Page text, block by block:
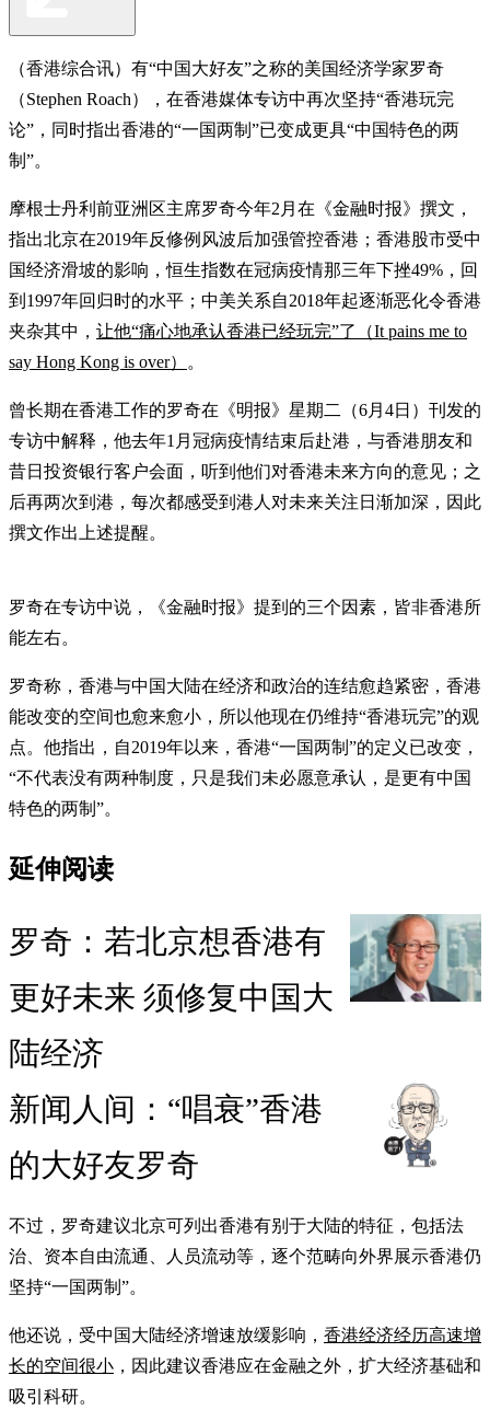
（香港综合讯）有“中国大好友”之称的美国经济学家罗奇
（Stephen Roach），在香港媒体专访中再次坚持“香港玩完
论”，同时指出香港的“一国两制”已变成更具“中国特色的两
制”。
摩根士丹利前亚洲区主席罗奇今年2月在《金融时报》撰文，
指出北京在2019年反修例风波后加强管控香港；香港股市受中
国经济滑坡的影响，恒生指数在冠病疫情那三年下挫49%，回
到1997年回归时的水平；中美关系自2018年起逐渐恶化令香港
夹杂其中， 让他“痛心地承认香港已经玩完”了（It pains me to
say Hong Kong is over）
。
曾长期在香港工作的罗奇在《明报》星期二（6月4日）刊发的
专访中解释，他去年1月冠病疫情结束后赴港，与香港朋友和
昔日投资银行客户会面，听到他们对香港未来方向的意见；之
后再两次到港，每次都感受到港人对未来关注日渐加深，因此
撰文作出上述提醒。
罗奇在专访中说，《金融时报》提到的三个因素，皆非香港所
能左右。
罗奇称，香港与中国大陆在经济和政治的连结愈趋紧密，香港
能改变的空间也愈来愈小，所以他现在仍维持“香港玩完”的观
点。他指出，自2019年以来，香港“一国两制”的定义已改变，
“不代表没有两种制度，只是我们未必愿意承认，是更有中国
特色的两制”。
延伸阅读
罗奇：若北京想香港有
更好未来 须修复中国大
陆经济
新闻人间：“唱衰”香港
的大好友罗奇
不过，罗奇建议北京可列出香港有别于大陆的特征，包括法
治、资本自由流通、人员流动等，逐个范畴向外界展示香港仍
坚持“一国两制”。
他还说，受中国大陆经济增速放缓影响， 香港经济经历高速增
长的空间很小 ，因此建议香港应在金融之外，扩大经济基础和
吸引科研。